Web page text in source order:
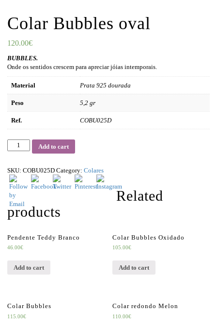
Colar Bubbles oval
120.00€
BUBBLES.
Onde os sentidos crescem para apreciar jóias intemporais.
Material Prata 925 dourada
Peso 5,2 gr
Ref. COBU025D
Quantity Add to cart
SKU: COBU025D Category: Colares
Related
products
Pendente Teddy Branco
46.00€
Add to cart
Colar Bubbles Oxidado
105.00€
Add to cart
Colar Bubbles
115.00€
Colar redondo Melon
110.00€